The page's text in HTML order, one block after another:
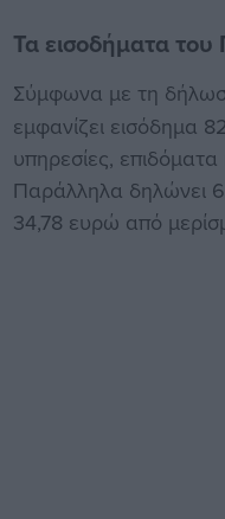
Τα εισοδήματα του
Σύμφωνα με τη
εμφανίζει εισόδημα
υπηρεσίες,
Παράλληλα δηλώνει
34,78 ευρώ από